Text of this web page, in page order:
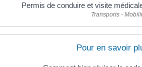
Permis de conduire et visite
Transports -
Pour en savoir